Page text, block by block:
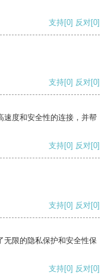
支持[0] 反对[0]
支持[0] 反对[0]
速度和安全性的连接，并帮
支持[0] 反对[0]
支持[0] 反对[0]
无限的隐私保护和安全性保
支持[0] 反对[0]